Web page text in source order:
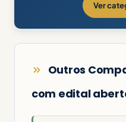
Ver
Outros
com edital